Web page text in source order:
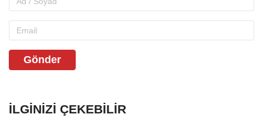
Gönder
İLGINIZI ÇEKEBILIR